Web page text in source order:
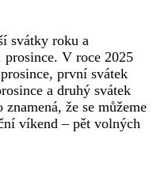
svátky roku a
prosince. V roce 2025
první svátek
a druhý svátek
že se můžeme
víkend – pět volných